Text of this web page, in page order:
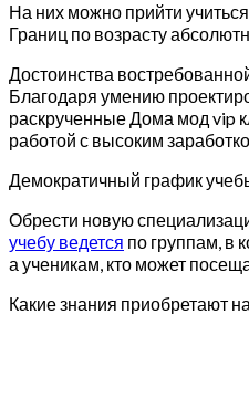
На них можно прийти
Границ по возрасту
Достоинства
Благодаря умению
раскрученные Дома мод vip
работой с высоким
Демократичный график
Обрести новую
учебу ведется по группам, в
а ученикам, кто может
Какие знания приобретают